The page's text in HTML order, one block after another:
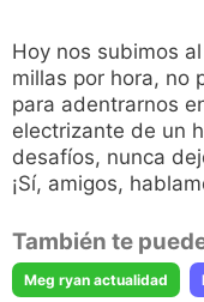
Hoy nos subimos
millas por hora, no
para adentrarnos
electrizante de un
desafíos, nunca
¡Sí, amigos,
También te
Meg ryan actualidad